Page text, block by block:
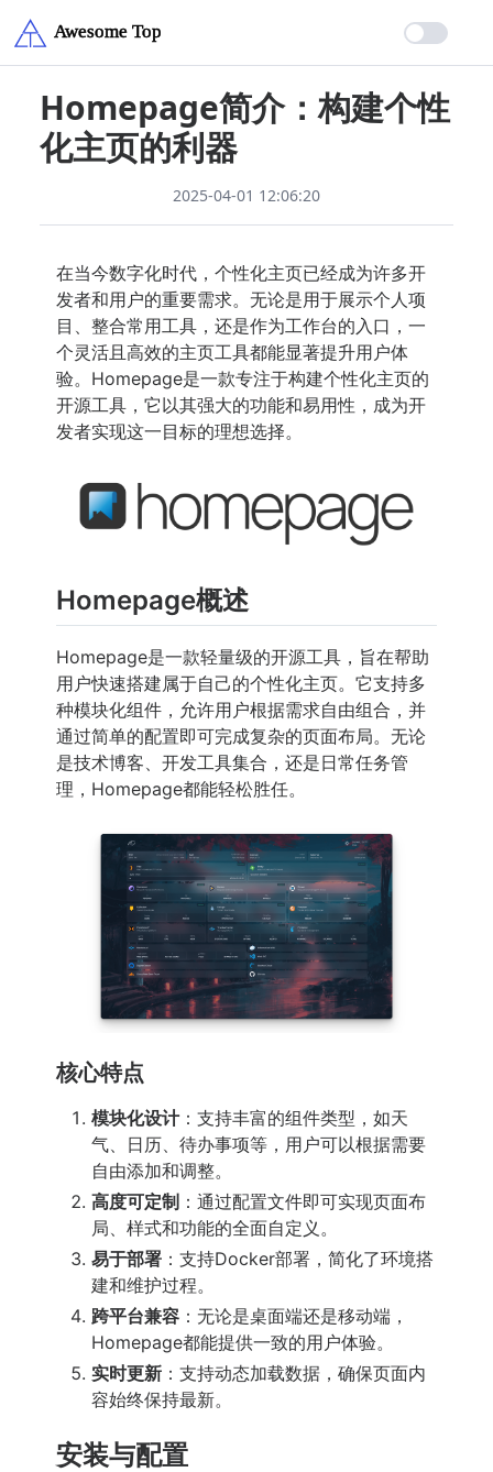
Homepage简介：构建个性
化主页的利器
2025-04-01 12:06:20
在当今数字化时代，个性化主页已经成为许多开
发者和用户的重要需求。无论是用于展示个人项
目、整合常用工具，还是作为工作台的入口，一
个灵活且高效的主页工具都能显著提升用户体
验。Homepage是一款专注于构建个性化主页的
开源工具，它以其强大的功能和易用性，成为开
发者实现这一目标的理想选择。
Homepage概述
Homepage是一款轻量级的开源工具，旨在帮助
用户快速搭建属于自己的个性化主页。它支持多
种模块化组件，允许用户根据需求自由组合，并
通过简单的配置即可完成复杂的页面布局。无论
是技术博客、开发工具集合，还是日常任务管
理，Homepage都能轻松胜任。
核心特点
模块化设计：支持丰富的组件类型，如天
气、日历、待办事项等，用户可以根据需要
自由添加和调整。
高度可定制 ：通过配置文件即可实现页面布
局、样式和功能的全面自定义。
易于部署 ：支持Docker部署，简化了环境搭
建和维护过程。
跨平台兼容 ：无论是桌面端还是移动端，
Homepage都能提供一致的用户体验。
实时更新 ：支持动态加载数据，确保页面内
容始终保持最新。
安装与配置